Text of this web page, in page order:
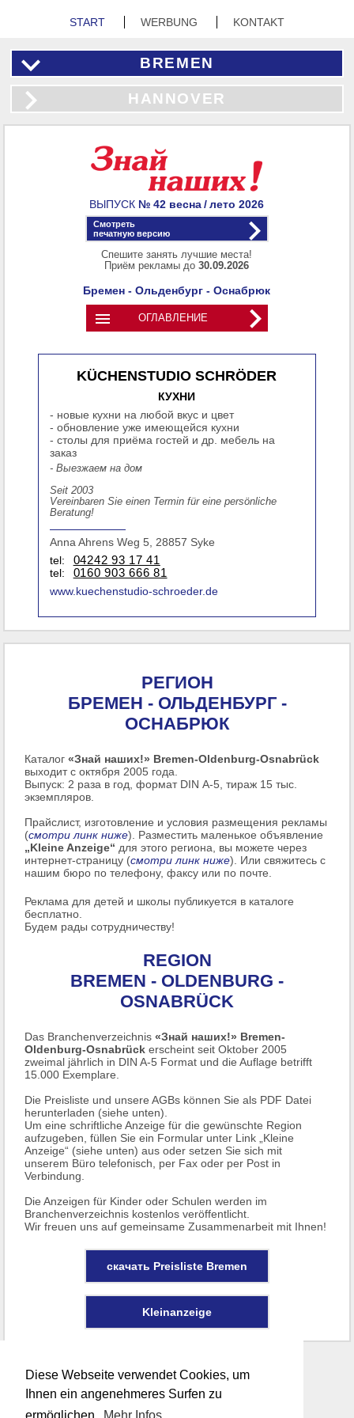
Diese Webseite verwendet Cookies, um
Ihnen ein angenehmeres Surfen zu
START WERBUNG KONTAKT
BREMEN
HANNOVER
ВЫПУСК № 42 весна / лето2026
Смотреть
печатную версию
Спешите занять лучшие места!
Приём рекламы до30.09.2026
Бремен - Ольденбург - Оснабрюк
 ОГЛАВЛЕНИЕ
KÜCHENSTUDIO SCHRÖDER
КУХНИ
- новые кухни на любой вкус и цвет
- обновление уже имеющейся кухни
- столы для приёма гостей и др. мебель на
заказ
- Выезжаем на дом
Seit 2003
Vereinbaren Sie einen Termin für eine persönliche
Beratung!
Anna Ahrens Weg 5, 28857 Syke
tel:
04242 93 17 41
tel:
0160 903 666 81
www.kuechenstudio-schroeder.de
РЕГИОН
БРЕМЕН - ОЛЬДЕНБУРГ -
ОСНАБРЮК
Каталог«Знай наших!» Bremen-Oldenburg-Osnabrück
выходит с октября 2005 года.
Выпуск: 2 раза в год, формат DIN А-5, тираж 15 тыс.
экземпляров.
Прайслист, изготовление и условия размещения рекламы
(смотри линк ниже). Разместить маленькое объявление
„Kleine Anzeige“ для этого региона, вы можете через
интернет-страницу (смотри линк ниже). Или свяжитесь с
нашим бюро по телефону, факсу или по почте.
Реклама для детей и школы публикуется в каталоге
бесплатно.
Будем рады сотрудничеству!
REGION
BREMEN - OLDENBURG -
OSNABRÜCK
Das Branchenverzeichnis«Знай наших!» Bremen-
Oldenburg-Osnabrück erscheint seit Oktober 2005
zweimal jährlich in DIN A-5 Format und die Auflage betrifft
15.000 Exemplare.
Die Preisliste und unsere AGBs können Sie als PDF Datei
herunterladen (siehe unten).
Um eine schriftliche Anzeige für die gewünschte Region
aufzugeben, füllen Sie ein Formular unter Link „Kleine
Anzeige“ (siehe unten) aus oder setzen Sie sich mit
unserem Büro telefonisch, per Fax oder per Post in
Verbindung.
Die Anzeigen für Kinder oder Schulen werden im
Branchenverzeichnis kostenlos veröffentlicht.
Wir freuen uns auf gemeinsame Zusammenarbeit mit Ihnen!
скачать Preisliste Bremen
Kleinanzeige